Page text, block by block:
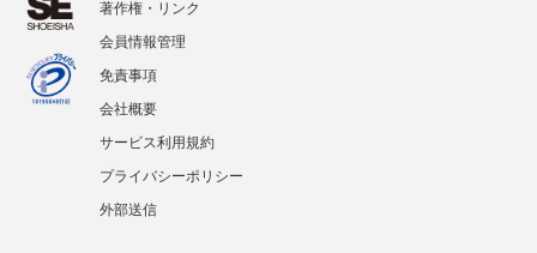
著作権・リンク
会員情報管理
免責事項
会社概要
サービス利用規約
プライバシーポリシー
外部送信